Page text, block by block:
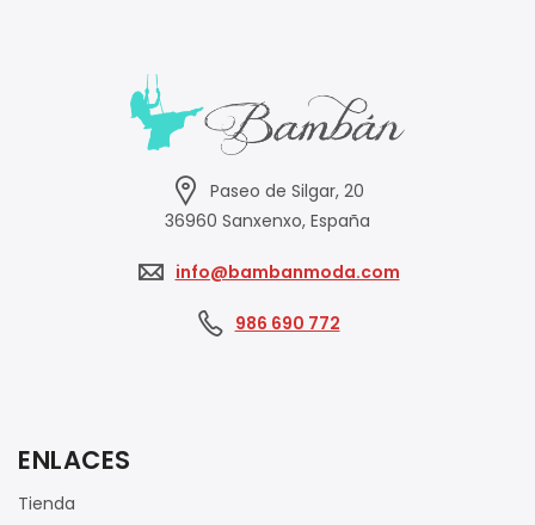
Paseo de Silgar, 20
36960 Sanxenxo, España
info@bambanmoda.com
986 690 772
ENLACES
Tienda